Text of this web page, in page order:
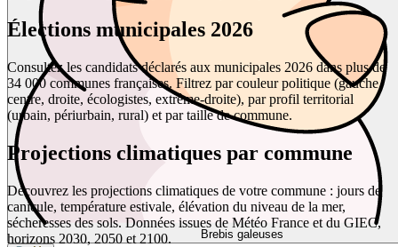
Brebis galeuses
Élections municipales 2026
Consultez les candidats déclarés aux municipales 2026 dans plus de
34 000 communes françaises. Filtrez par couleur politique (gauche,
centre, droite, écologistes, extrême-droite), par profil territorial
(urbain, périurbain, rural) et par taille de commune.
Projections climatiques par commune
Découvrez les projections climatiques de votre commune : jours de
canicule, température estivale, élévation du niveau de la mer,
sécheresses des sols. Données issues de Météo France et du GIEC,
horizons 2030, 2050 et 2100.